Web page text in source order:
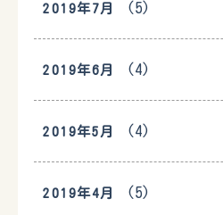
2019年7月 (5)
2019年6月 (4)
2019年5月 (4)
2019年4月 (5)